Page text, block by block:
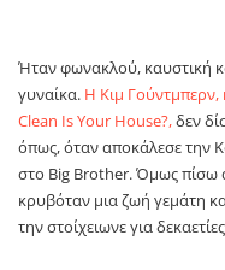
Ήταν φωνακλού, καυστική
γυναίκα. Η Κιμ Γούντμπερν,
Clean Is Your House?,δεν
όπως, όταν αποκάλεσε την
στο Big Brother. Όμως πίσω
κρυβόταν μια ζωή γεμάτη
την στοίχειωνε για